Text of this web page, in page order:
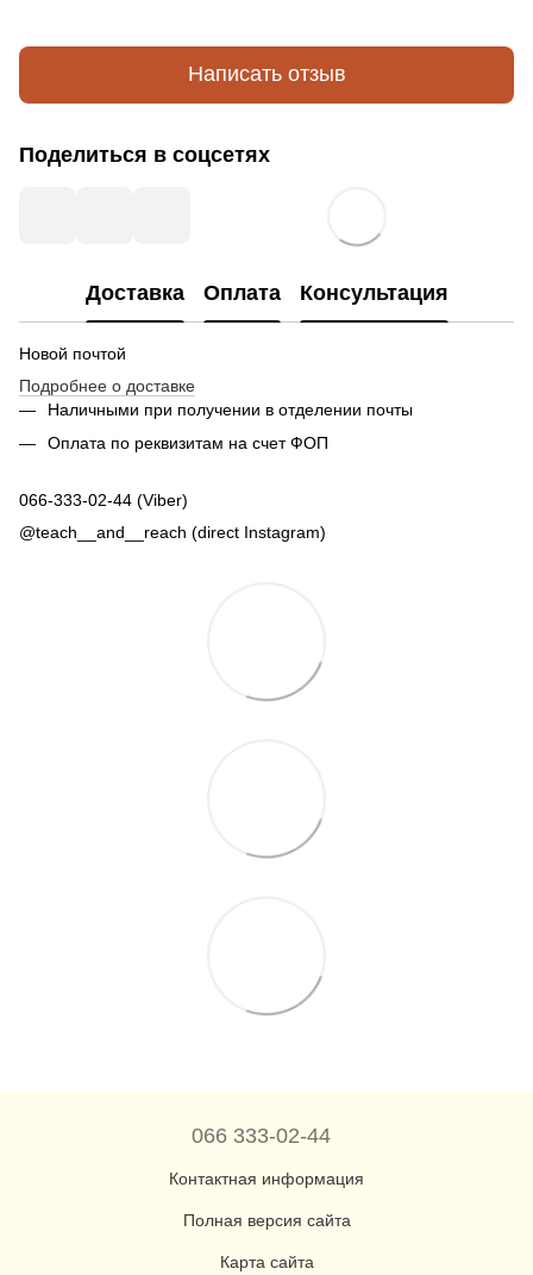
Написать отзыв
Поделиться в соцсетях
Доставка Оплата Консультация
Новой почтой
Подробнее о доставке
Наличными при получении в отделении почты
Оплата по реквизитам на счет ФОП
066-333-02-44 (Viber)
@teach__and__reach (direct Instagram)
066 333-02-44
Контактная информация
Полная версия сайта
Карта сайта